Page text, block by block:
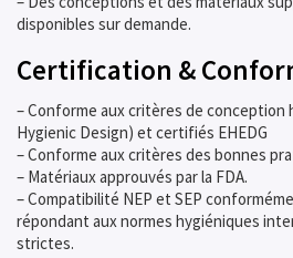
disponibles sur demande.
Certification &
– Conforme aux critères de conception
Hygienic Design) et certifiés EHEDG
– Conforme aux critères des bonnes
– Matériaux approuvés par la FDA.
– Compatibilité NEP et SEP
répondant aux normes hygiéniques
strictes.